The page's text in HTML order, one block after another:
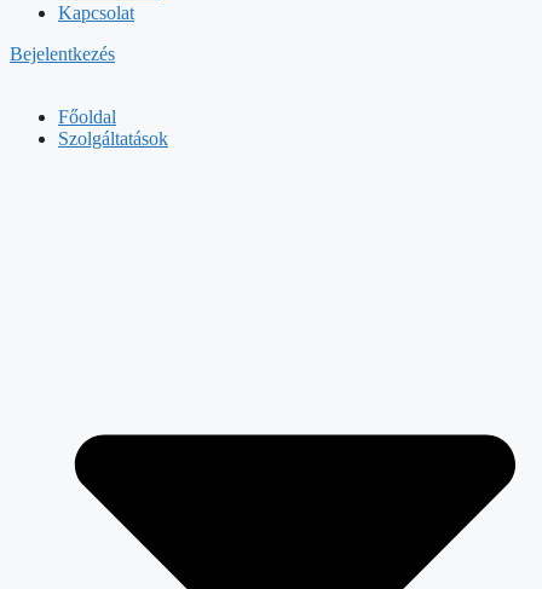
Kapcsolat
Bejelentkezés
Főoldal
Szolgáltatások